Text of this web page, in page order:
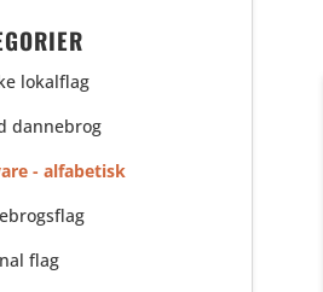
lokalflag
dannebrog
- alfabetisk
flag